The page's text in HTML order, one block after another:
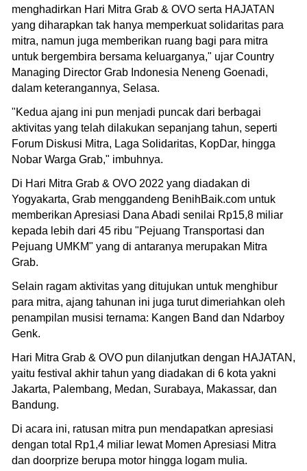
menghadirkan Hari Mitra Grab & OVO serta HAJATAN
yang diharapkan tak hanya memperkuat solidaritas para
mitra, namun juga memberikan ruang bagi para mitra
untuk bergembira bersama keluarganya," ujar Country
Managing Director Grab Indonesia Neneng Goenadi,
dalam keterangannya, Selasa.
"Kedua ajang ini pun menjadi puncak dari berbagai
aktivitas yang telah dilakukan sepanjang tahun, seperti
Forum Diskusi Mitra, Laga Solidaritas, KopDar, hingga
Nobar Warga Grab," imbuhnya.
Di Hari Mitra Grab & OVO 2022 yang diadakan di
Yogyakarta, Grab menggandeng BenihBaik.com untuk
memberikan Apresiasi Dana Abadi senilai Rp15,8 miliar
kepada lebih dari 45 ribu "Pejuang Transportasi dan
Pejuang UMKM" yang di antaranya merupakan Mitra
Grab.
Selain ragam aktivitas yang ditujukan untuk menghibur
para mitra, ajang tahunan ini juga turut dimeriahkan oleh
penampilan musisi ternama: Kangen Band dan Ndarboy
Genk.
Hari Mitra Grab & OVO pun dilanjutkan dengan HAJATAN,
yaitu festival akhir tahun yang diadakan di 6 kota yakni
Jakarta, Palembang, Medan, Surabaya, Makassar, dan
Bandung.
Di acara ini, ratusan mitra pun mendapatkan apresiasi
dengan total Rp1,4 miliar lewat Momen Apresiasi Mitra
dan doorprize berupa motor hingga logam mulia.